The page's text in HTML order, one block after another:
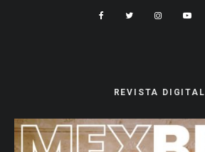
REVISTA DIGITAL